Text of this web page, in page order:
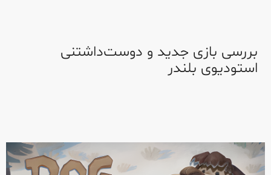
بررسی بازی جدید و دوست‌داشتنی
استودیوی بلندر